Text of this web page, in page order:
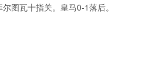
图瓦十指关。皇马0-1落后。